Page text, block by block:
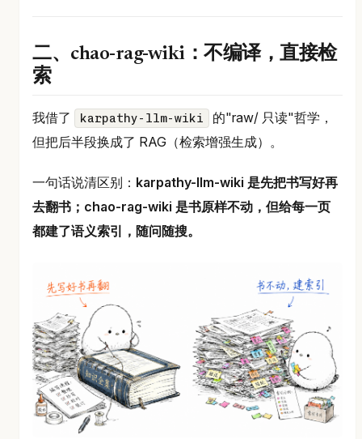
二、chao-rag-wiki：不编译，直接检
索
我借了 karpathy-llm-wiki
的"raw/ 只读"哲学，
但把后半段换成了 RAG（检索增强生成）。
一句话说清区别： karpathy-llm-wiki 是先把书写好再
去翻书；chao-rag-wiki 是书原样不动，但给每一页
都建了语义索引，随问随搜。